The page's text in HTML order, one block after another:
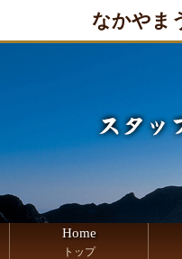
なかやま
Home
トップ